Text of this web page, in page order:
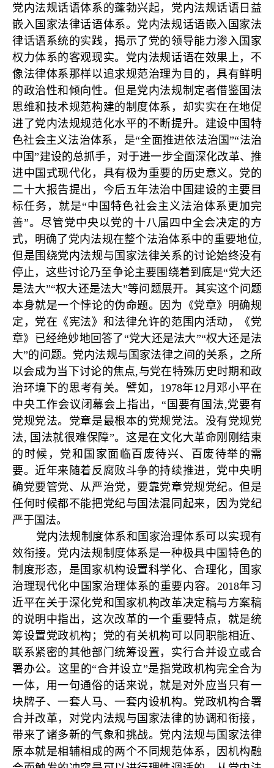
党内法规话语体系的蓬勃兴起，党内法规话语日益
嵌入国家法律话语体系。党内法规话语嵌入国家法
律话语系统的实践，揭示了党的领导能力渗入国家
权力体系的客观现实。党内法规话语在效果上，不
像法律体系那样以追求规范治理为目的，具有鲜明
的政治性和倾向性。但是党内法规制定者借鉴国法
思维和技术规范构建的制度体系，却实实在在地促
进了党内法规规范化水平的不断提升。建设中国特
色社会主义法治体系，是“全面推进依法治国”“法治
中国”建设的总抓手，对于进一步全面深化改革、推
进中国式现代化，具有极为重要的历史意义。党的
二十大报告提出，今后五年法治中国建设的主要目
标任务，就是“中国特色社会主义法治体系更加完
善”。尽管党中央以党的十八届四中全会决定的方
式，明确了党内法规在整个法治体系中的重要地位,
但是围绕党内法规与国家法律关系的讨论始终没有
停止，这些讨论乃至争论主要围绕着到底是“党大还
是法大”“权大还是法大”等问题展开。其实这个问题
本身就是一个悖论的伪命题。因为《党章》明确规
定，党在《宪法》和法律允许的范围内活动，《党
章》已经绝妙地回答了“党大还是法大”“权大还是法
大”的问题。党内法规与国家法律之间的关系，之所
以会成为当下讨论的焦点,与党在特殊历史时期和政
治环境下的思考有关。譬如，1978年12月邓小平在
中央工作会议闭幕会上指出，“国要有国法,党要有
党规党法。党章是最根本的党规党法。没有党规党
法, 国法就很难保障”。这是在文化大革命刚刚结束
的时候，党和国家面临百废待兴、百废待举的需
要。近年来随着反腐败斗争的持续推进，党中央明
确党要管党、从严治党，要靠党章党规党纪。但是
任何时候都不能把党纪与国法混同起来，因为党纪
严于国法。
党内法规制度体系和国家治理体系可以实现有
效衔接。党内法规制度体系是一种极具中国特色的
制度形态，是国家机构设置科学化、合理化，国家
治理现代化中国家治理体系的重要内容。2018年习
近平在关于深化党和国家机构改革决定稿与方案稿
的说明中指出，这次改革的一个重要特点，就是统
筹设置党政机构；党的有关机构可以同职能相近、
联系紧密的其他部门统筹设置，实行合并设立或合
署办公。这里的“合并设立”是指党政机构完全合为
一体，用一句通俗的话来说，就是对外应当只有一
块牌子、一套人马、一套内设机构。党政机构合署
合并改革，对党内法规与国家法律的协调和衔接，
带来了诸多新的气象和挑战。党内法规与国家法律
原本就是相辅相成的两个不同规范体系，因机构融